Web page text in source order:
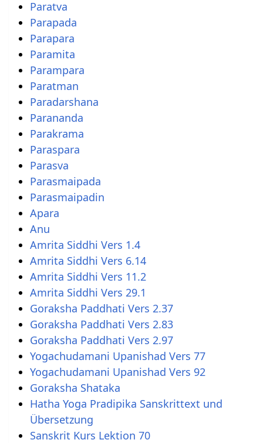
Paratva
Parapada
Parapara
Paramita
Parampara
Paratman
Paradarshana
Parananda
Parakrama
Paraspara
Parasva
Parasmaipada
Parasmaipadin
Apara
Anu
Amrita Siddhi Vers 1.4
Amrita Siddhi Vers 6.14
Amrita Siddhi Vers 11.2
Amrita Siddhi Vers 29.1
Goraksha Paddhati Vers 2.37
Goraksha Paddhati Vers 2.83
Goraksha Paddhati Vers 2.97
Yogachudamani Upanishad Vers 77
Yogachudamani Upanishad Vers 92
Goraksha Shataka
Hatha Yoga Pradipika Sanskrittext und
Übersetzung
Sanskrit Kurs Lektion 70